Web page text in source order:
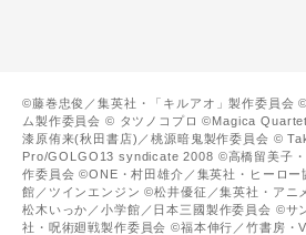
©藤巻忠俊／集英社・「キルアオ」製作委員会
ム製作委員会 © タツノコプロ ©Magica
漆原侑来(秋田書店)／桃源暗鬼製作委員会 ©
Pro/GOLGO13 syndicate 2008 ©高橋留美子
作委員会 ©ONE・村田雄介／集英社・ヒーロ
館／ツインエンジン ©松井優征／集英社・アニ
松木いっか／小学館／日本三國製作委員会 ©サ
社・呪術廻戦製作委員会 ©福本伸行／竹書房